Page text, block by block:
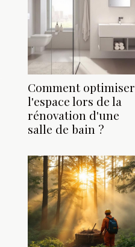
Comment optimiser
l'espace lors de la
rénovation d'une
salle de bain ?